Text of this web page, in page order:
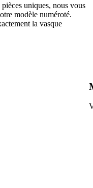
uniques, nous vous
modèle numéroté.
la vasque